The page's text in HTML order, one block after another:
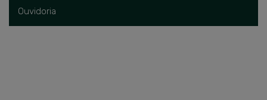
Ouvidoria